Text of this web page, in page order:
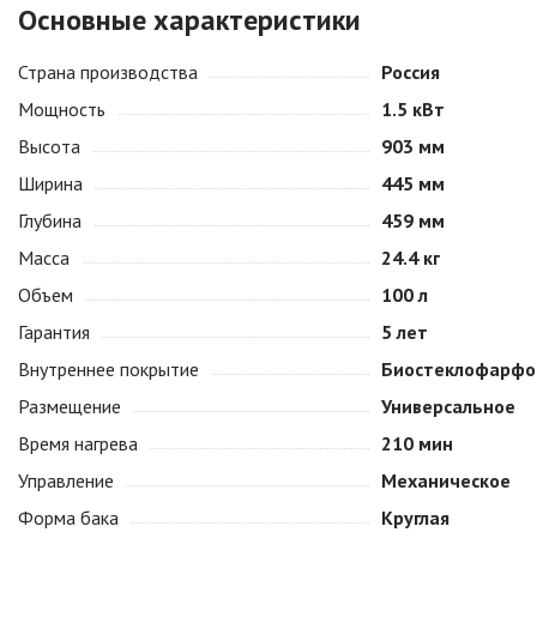
Основные характеристики
Страна производства
Россия
Мощность
1.5 кВт
Высота
903 мм
Ширина
445 мм
Глубина
459 мм
Масса
24.4 кг
Объем
100 л
Гарантия
5 лет
Внутреннее покрытие
Размещение
Универсальное
Время нагрева
210 мин
Управление
Механическое
Форма бака
Круглая